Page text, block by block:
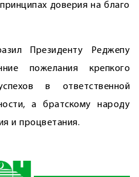
доверия на благо
Президенту Реджепу
пожелания крепкого
в ответственной
а братскому народу
и процветания.